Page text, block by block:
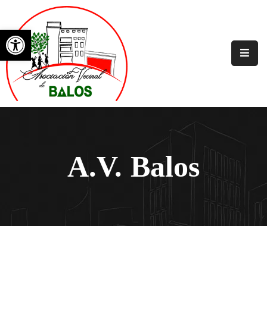
Principal
Nosotros
Asociaciones
A.V. Balos
Abrir barra de herramientas